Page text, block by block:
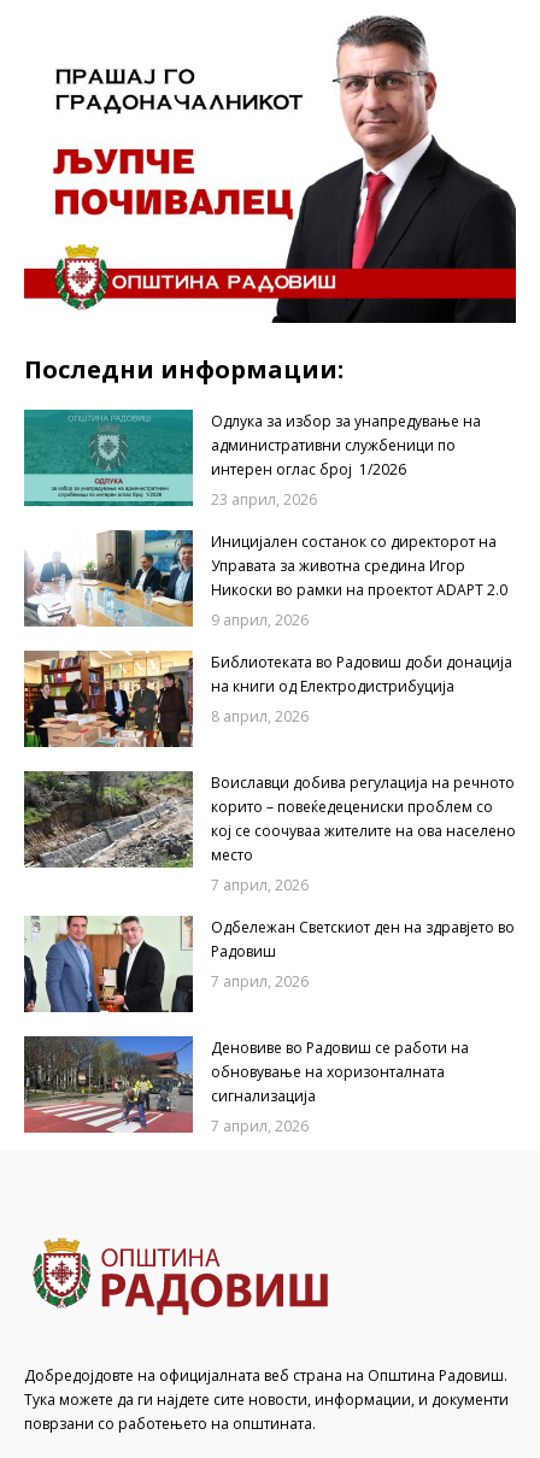
Последни информации:
Одлука за избор за унапредување на
административни службеници по
интерен оглас број 1/2026
23 април, 2026
Иницијален состанок со директорот на
Управата за животна средина Игор
Никоски во рамки на проектот ADAPT 2.0
9 април, 2026
Библиотеката во Радовиш доби донација
на книги од Електродистрибуција
8 април, 2026
Воиславци добива регулација на речното
корито – повеќедецениски проблем со
кој се соочуваа жителите на ова населено
место
7 април, 2026
Одбележан Светскиот ден на здравјето во
Радовиш
7 април, 2026
Деновиве во Радовиш се работи на
обновување на хоризонталната
сигнализација
7 април, 2026
Добредојдовте на официјалната веб страна на Општина Радовиш.
Тука можете да ги најдете сите новости, информации, и документи
поврзани со работењето на општината.